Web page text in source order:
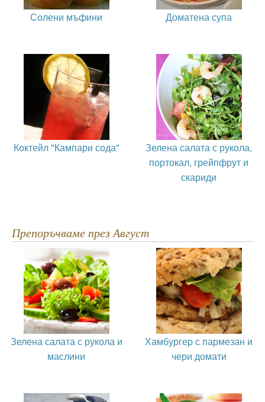
Солени мъфини Доматена супа
Коктейл "Кампари сода"
Зелена салата с рукола,
портокал, грейпфрут и
скариди
Препоръчваме през Август
Зелена салата с рукола и
маслини
Хамбургер с пармезан и
чери домати